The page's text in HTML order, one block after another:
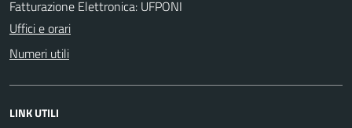
Fatturazione Elettronica: UFPONI
Uffici e orari
Numeri utili
LINK UTILI